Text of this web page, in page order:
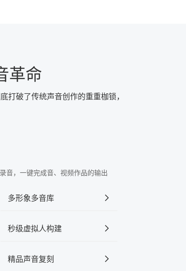
革命
破了传统声音创作的重重枷锁，
音，一键完成音、视频作品的输出
多形象多音库
秒级虚拟人构建
精品声音复刻